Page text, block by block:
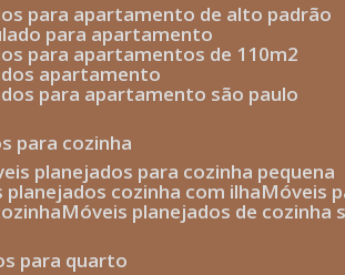
para apartamento de alto padrão
para apartamento
para apartamentos de 110m2
apartamento
para apartamento são paulo
para cozinha
planejados para cozinha pequena
planejados cozinha com ilha
móveis planejados de cozinha
para quarto